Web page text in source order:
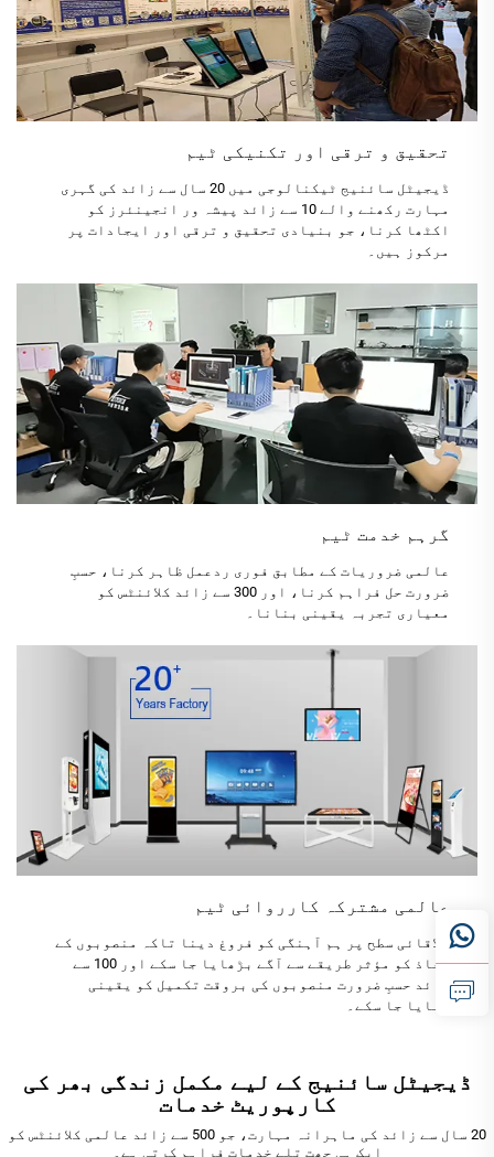
تحقیق و ترقی اور تکنیکی ٹیم
ڈیجیٹل سائنیج ٹیکنالوجی میں 20 سال سے زائد کی گہری
مہارت رکھنے والے 10 سے زائد پیشہ ور انجینئرز کو
اکٹھا کرنا، جو بنیادی تحقیق و ترقی اور ایجادات پر
مرکوز ہیں۔
گرہم خدمت ٹیم
عالمی ضروریات کے مطابق فوری ردعمل ظاہر کرنا، حسبِ
ضرورت حل فراہم کرنا، اور 300 سے زائد کلائنٹس کو
معیاری تجربہ یقینی بنانا۔
عالمی مشترکہ کارروائی ٹیم
علاقائی سطح پر ہم آہنگی کو فروغ دینا تاکہ منصوبوں کے
نفاذ کو مؤثر طریقے سے آگے بڑھایا جا سکے اور 100 سے
زائد حسبِ ضرورت منصوبوں کی بروقت تکمیل کو یقینی
بنایا جا سکے۔
ڈیجیٹل سائنیج کے لیے مکمل زندگی بھر کی
کارپوریٹ خدمات
20 سال سے زائد کی ماہرانہ مہارت، جو 500 سے زائد عالمی کلائنٹس کو
ایک ہی چھت تلے خدمات فراہم کرتی ہے۔